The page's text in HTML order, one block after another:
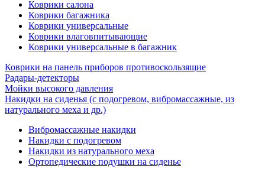
Коврики салона
Коврики багажника
Коврики универсальные
Коврики влаговпитывающие
Коврики универсальные в багажник
Коврики на панель приборов противоскользящие
Радары-детекторы
Мойки высокого давления
Накидки на сиденья (с подогревом, вибромассажные, из
натурального меха и др.)
Вибромассажные накидки
Накидки с подогревом
Накидки из натурального меха
Ортопедические подушки на сиденье